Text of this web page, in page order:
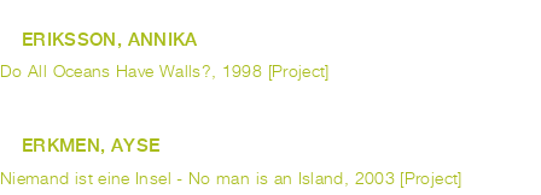
ERIKSSON, ANNIKA
Do All Oceans Have Walls?, 1998 [Project]
ERKMEN, AYSE
Niemand ist eine Insel - No man is an Island, 2003 [Project]